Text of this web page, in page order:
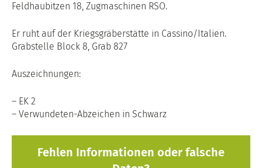
Feldhaubitzen 18, Zugmaschinen RSO.
Er ruht auf der Kriegsgräberstätte in Cassino/Italien.
Grabstelle Block 8, Grab 827
Auszeichnungen:
– EK 2
– Verwundeten-Abzeichen in Schwarz
Fehlen Informationen oder falsche